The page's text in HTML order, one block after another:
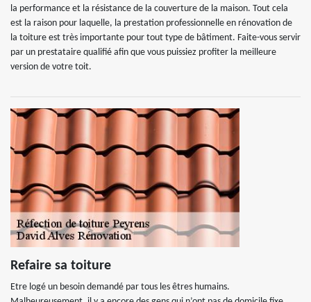
la performance et la résistance de la couverture de la maison. Tout cela
est la raison pour laquelle, la prestation professionnelle en rénovation de
la toiture est très importante pour tout type de bâtiment. Faite-vous servir
par un prestataire qualifié afin que vous puissiez profiter la meilleure
version de votre toit.
Refaire sa toiture
Etre logé un besoin demandé par tous les êtres humains.